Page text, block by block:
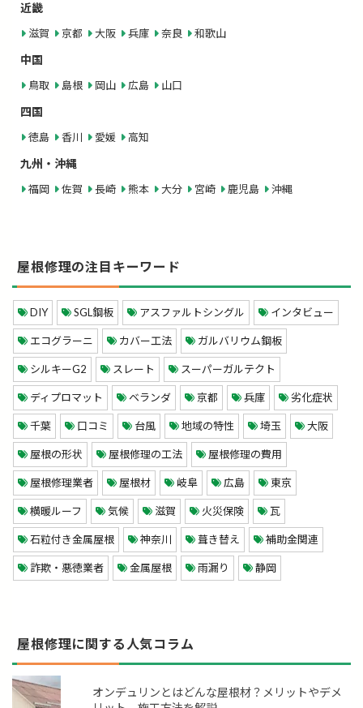
近畿
滋賀 京都 大阪 兵庫 奈良 和歌山
中国
鳥取 島根 岡山 広島 山口
四国
徳島 香川 愛媛 高知
九州・沖縄
福岡 佐賀 長崎 熊本 大分 宮崎 鹿児島 沖縄
屋根修理の注目キーワード
DIY SGL鋼板 アスファルトシングル インタビュー
エコグラーニ カバー工法 ガルバリウム鋼板
シルキーG2 スレート スーパーガルテクト
ディプロマット ベランダ 京都 兵庫 劣化症状
千葉 口コミ 台風 地域の特性 埼玉 大阪
屋根の形状 屋根修理の工法 屋根修理の費用
屋根修理業者 屋根材 岐阜 広島 東京
横暖ルーフ 気候 滋賀 火災保険 瓦
石粒付き金属屋根 神奈川 葺き替え 補助金関連
詐欺・悪徳業者 金属屋根 雨漏り 静岡
屋根修理に関する人気コラム
オンデュリンとはどんな屋根材？メリットやデメ